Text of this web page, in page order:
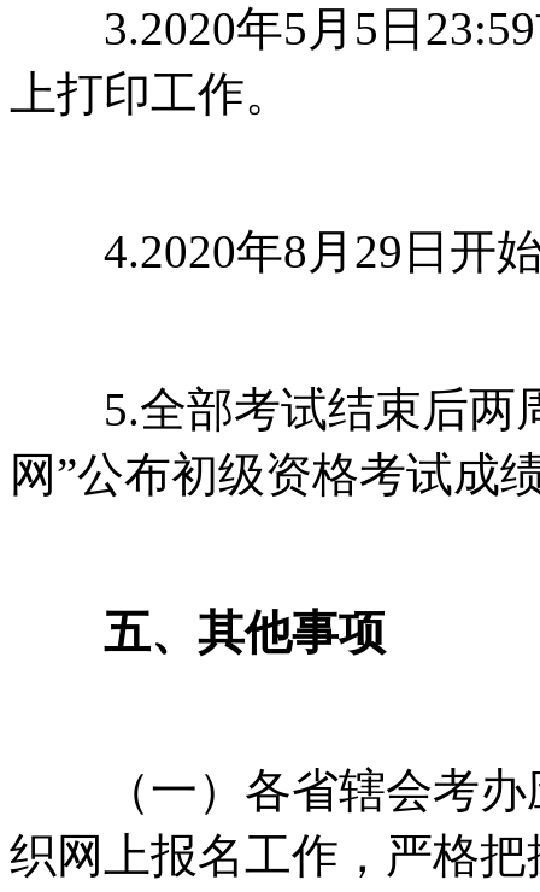
3.2020年5月5日23:59
上打印工作。
4.2020年8月29日开始
5.全部考试结束后两
网”公布初级资格考试成
五、其他事项
（一）各省辖会考办
织网上报名工作，严格